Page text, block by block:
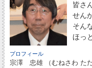
皆さ
せん
そん
ほっ
プロフィール
宗澤 忠雄 （むねさわ ただ